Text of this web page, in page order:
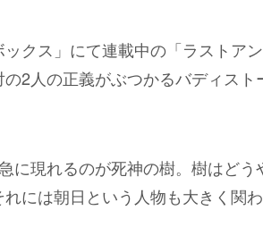
クス」にて連載中の「ラストア
2人の正義がぶつかるバディスト
に現れるのが死神の樹。樹はどう
は朝日という人物も大きく関わ